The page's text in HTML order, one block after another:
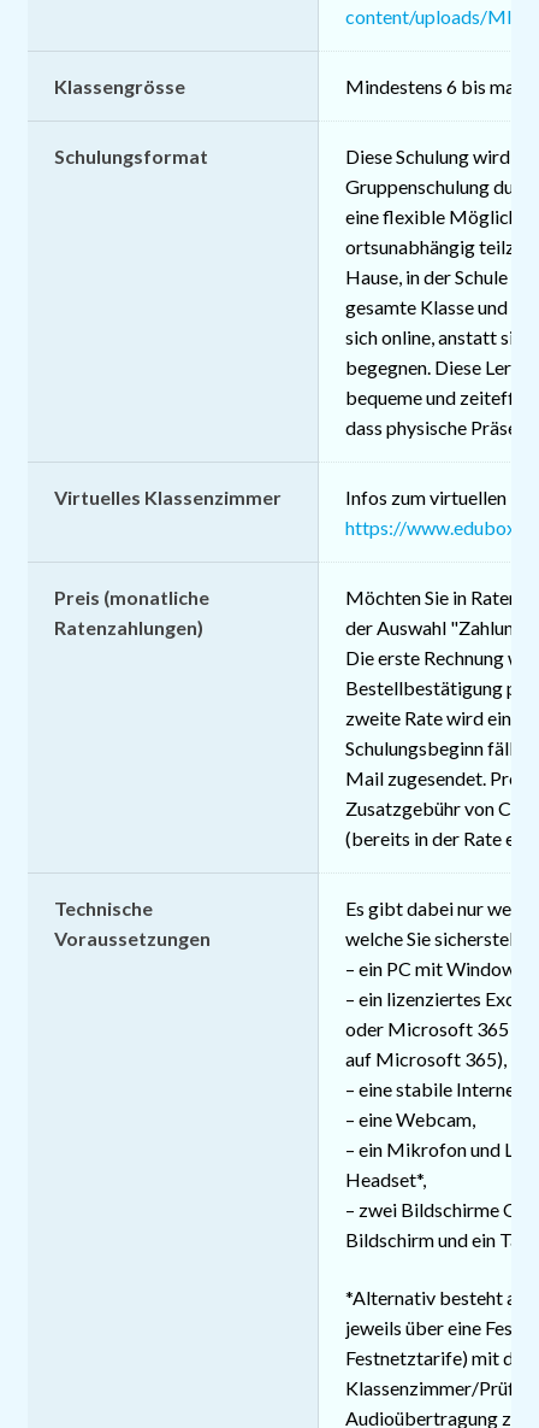
content/uploads/
Klassengrösse Mindestens 6 bis
Schulungsformat
Diese Schulung wird
Gruppenschulung
eine flexible
ortsunabhängig
Hause, in der Schule
gesamte Klasse und
sich online, anstatt
begegnen. Diese
bequeme und
dass physische
Virtuelles Klassenzimmer
Infos zum virtuellen
https://
Preis (monatliche
Ratenzahlungen)
Möchten Sie in Raten
der Auswahl "Zahlung"
Die erste Rechnung
Bestellbestätigung
zweite Rate wird einen
Schulungsbeginn fällig
Mail zugesendet. Pro
Zusatzgebühr von
(bereits in der Rate
Technische
Voraussetzungen
Es gibt dabei nur
welche Sie
– ein PC mit Windows
– ein lizenziertes
oder Microsoft 365
auf Microsoft 365),
– eine stabile
– eine Webcam,
– ein Mikrofon und
Headset*,
– zwei Bildschirme
Bildschirm und ein
*Alternativ besteht
jeweils über eine
Festnetztarife) mit
Klassenzimmer/
Audioübertragung zu